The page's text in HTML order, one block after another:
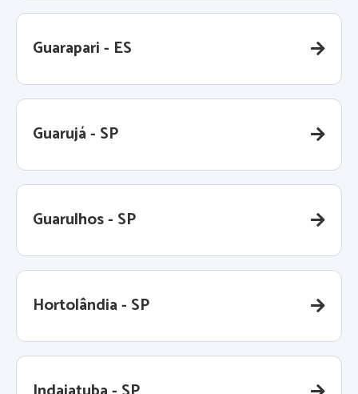
Guarapari - ES
Guarujá - SP
Guarulhos - SP
Hortolândia - SP